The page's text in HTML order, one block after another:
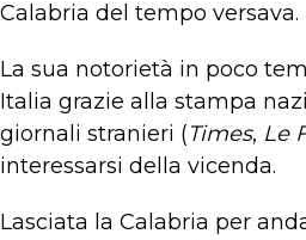
Calabria del tempo versava.
La sua notorietà in poco
Italia grazie alla stampa
giornali stranieri (Times, Le
interessarsi della vicenda.
Lasciata la Calabria per